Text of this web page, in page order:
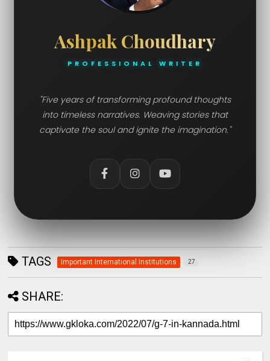
Ashpak Choudhary
PROFESSIONAL WRITER
"Five years of transforming profound thoughts
into timeless narratives. Weaving stories that
captivate the soul and ignite the imagination."
TAGS Important International Institutions 27
SHARE: